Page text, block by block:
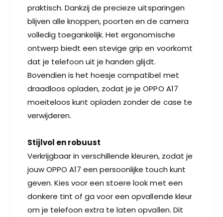
praktisch. Dankzij de precieze uitsparingen
blijven alle knoppen, poorten en de camera
volledig toegankelijk. Het ergonomische
ontwerp biedt een stevige grip en voorkomt
dat je telefoon uit je handen glijdt.
Bovendien is het hoesje compatibel met
draadloos opladen, zodat je je OPPO A17
moeiteloos kunt opladen zonder de case te
verwijderen.
Stijlvol en robuust
Verkrijgbaar in verschillende kleuren, zodat je
jouw OPPO A17 een persoonlijke touch kunt
geven. Kies voor een stoere look met een
donkere tint of ga voor een opvallende kleur
om je telefoon extra te laten opvallen. Dit